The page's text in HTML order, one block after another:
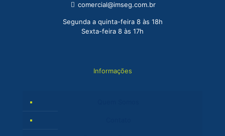
comercial@imseg.com.br
Segunda a quinta-feira 8 às 18h
Sexta-feira 8 às 17h
Informações